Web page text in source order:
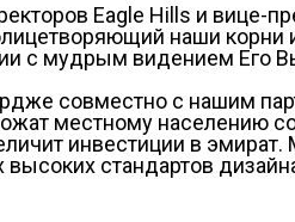
Eagle Hills и вице-
наши корни
с мудрым видением Его
совместно с нашим
местному населению
инвестиции в
стандартов дизайна